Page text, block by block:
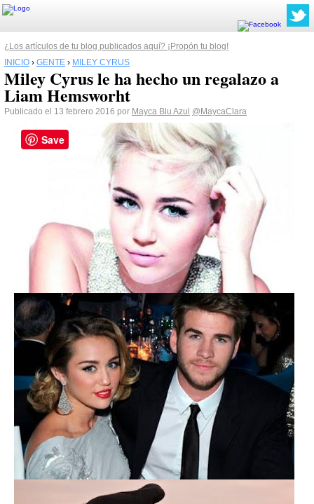
¿Los artículos de tu blog publicados aquí? ¡Propón tu blog!
INICIO › GENTE › MILEY CYRUS
Miley Cyrus le ha hecho un regalazo a
Liam Hemsworht
Publicado el 13 febrero 2016 por Mayca Blu Azul @MaycaClara
Save